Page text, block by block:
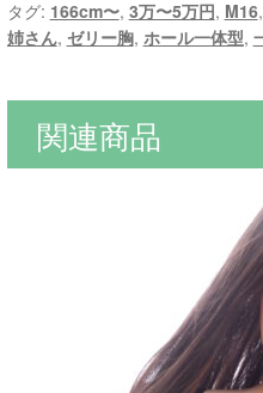
タグ: 166cm〜, 3万〜5万円, M16,
姉さん, ゼリー胸, ホール一体型,
関連商品